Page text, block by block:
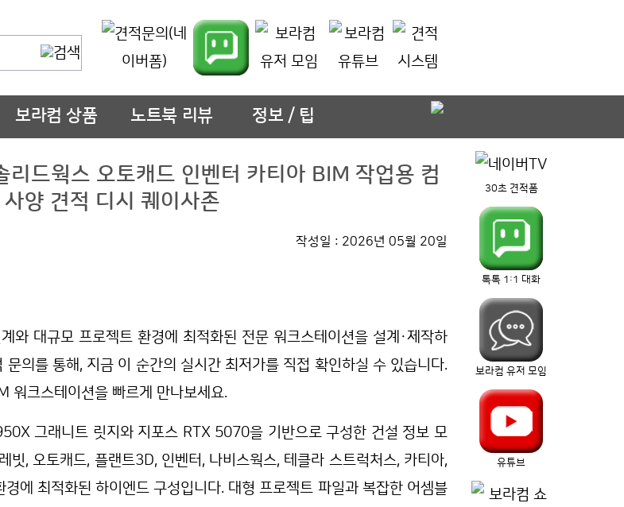
보라컴 상품 노트북 리뷰 정보 / 팁
드웍스 오토캐드 인벤터 카티아 BIM 작업용 컴
사양 견적 디시 퀘이사존
작성일 : 2026년 05월 20일
와 대규모 프로젝트 환경에 최적화된 전문 워크스테이션을 설계·제작하
의를 통해, 지금 이 순간의 실시간 최저가를 직접 확인하실 수 있습니다.
워크스테이션을 빠르게 만나보세요.
그래니트 릿지와 지포스 RTX 5070을 기반으로 구성한 건설 정보 모
빗, 오토캐드, 플랜트3D, 인벤터, 나비스웍스, 테클라 스트럭처스, 카티아,
에 최적화된 하이엔드 구성입니다. 대형 프로젝트 파일과 복잡한 어셈블
30초 견적폼
톡톡 1:1 대화
보라컴 유저 모임
유튜브